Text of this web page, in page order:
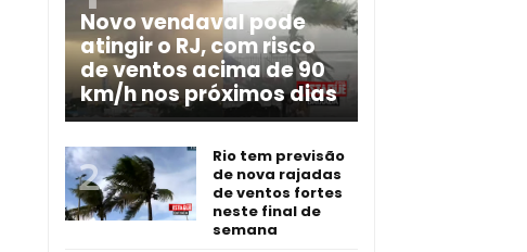
Novo vendaval pode
atingir o RJ, com risco
de ventos acima de 90
km/h nos próximos dias
Rio tem previsão
de nova rajadas
de ventos fortes
neste final de
semana